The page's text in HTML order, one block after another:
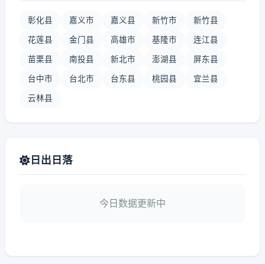
彰化县 嘉义市 嘉义县 新竹市 新竹县
花莲县 金门县 高雄市 基隆市 连江县
苗栗县 南投县 新北市 澎湖县 屏东县
台中市 台北市 台东县 桃园县 宜兰县
云林县
日出日落
今日数据更新中